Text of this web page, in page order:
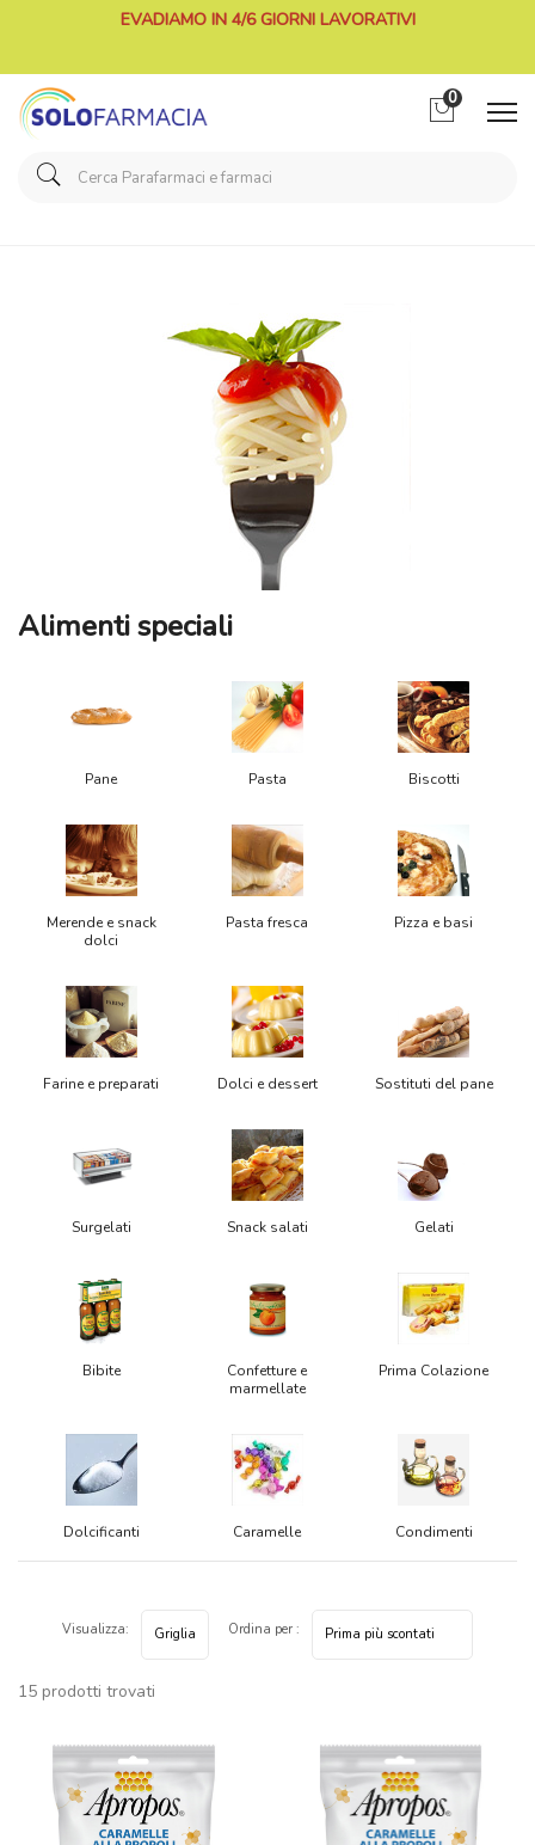
EVADIAMO IN 4/6 GIORNI LAVORATIVI
0
Alimenti speciali
Pane Pasta Biscotti
Merende e snack
dolci
Pasta fresca Pizza e basi
Farine e preparati Dolci e dessert Sostituti del pane
Surgelati Snack salati Gelati
Bibite
Confetture e
marmellate
Prima Colazione
Dolcificanti Caramelle Condimenti
15 prodotti trovati
Visualizza: Ordina per :